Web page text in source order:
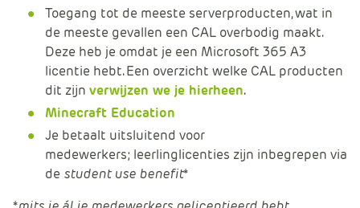
Toegang tot de meeste serverproducten, wat in
de meeste gevallen een CAL overbodig maakt.
Deze heb je omdat je een Microsoft 365 A3
licentie hebt. Een overzicht welke CAL producten
dit zijn verwijzen we je hierheen.
Minecraft Education
Je betaalt uitsluitend voor
medewerkers; leerlinglicenties zijn inbegrepen via
de student use benefit*